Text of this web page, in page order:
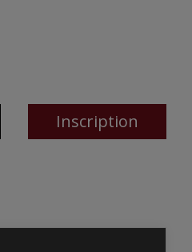
Inscription